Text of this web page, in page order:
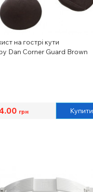
на гострі кути
Dan Corner Guard Brown
грн Купити